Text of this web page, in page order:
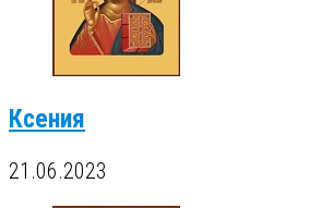
Ксения
21.06.2023